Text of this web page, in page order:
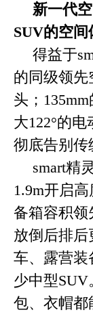
新一代
SUV的空间
得益于
的同级领先
头；
大122°的
彻底告别传
smart精
1.9m开启
备箱容积领
放倒后排
车、露营装
少中型
包、衣帽都